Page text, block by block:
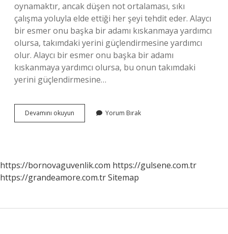
oynamaktır, ancak düşen not ortalaması, sıkı
çalışma yoluyla elde ettiği her şeyi tehdit eder. Alaycı
bir esmer onu başka bir adamı kıskanmaya yardımcı
olursa, takımdaki yerini güçlendirmesine yardımcı
olur. Alaycı bir esmer onu başka bir adamı
kıskanmaya yardımcı olursa, bu onun takımdaki
yerini güçlendirmesine…
Devamını okuyun Anlaşma
Elle
Yorum Bırak
https://bornovaguvenlik.com https://gulsene.com.tr
https://grandeamore.com.trSitemap